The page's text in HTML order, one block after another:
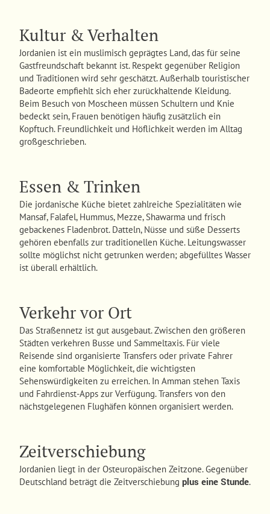
Kultur & Verhalten
Jordanien ist ein muslimisch geprägtes Land, das für seine
Gastfreundschaft bekannt ist. Respekt gegenüber Religion
und Traditionen wird sehr geschätzt. Außerhalb touristischer
Badeorte empfiehlt sich eher zurückhaltende Kleidung.
Beim Besuch von Moscheen müssen Schultern und Knie
bedeckt sein, Frauen benötigen häufig zusätzlich ein
Kopftuch. Freundlichkeit und Höflichkeit werden im Alltag
großgeschrieben.
Essen & Trinken
Die jordanische Küche bietet zahlreiche Spezialitäten wie
Mansaf, Falafel, Hummus, Mezze, Shawarma und frisch
gebackenes Fladenbrot. Datteln, Nüsse und süße Desserts
gehören ebenfalls zur traditionellen Küche. Leitungswasser
sollte möglichst nicht getrunken werden; abgefülltes Wasser
ist überall erhältlich.
Verkehr vor Ort
Das Straßennetz ist gut ausgebaut. Zwischen den größeren
Städten verkehren Busse und Sammeltaxis. Für viele
Reisende sind organisierte Transfers oder private Fahrer
eine komfortable Möglichkeit, die wichtigsten
Sehenswürdigkeiten zu erreichen. In Amman stehen Taxis
und Fahrdienst-Apps zur Verfügung. Transfers von den
nächstgelegenen Flughäfen können organisiert werden.
Zeitverschiebung
Jordanien liegt in der Osteuropäischen Zeitzone. Gegenüber
Deutschland beträgt die Zeitverschiebung plus eine Stunde.